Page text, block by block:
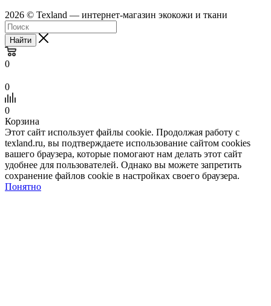
2026 © Texland — интернет-магазин экокожи и ткани
Найти
0
0
0
Корзина
Этот сайт использует файлы cookie. Продолжая работу с
texland.ru, вы подтверждаете использование сайтом cookies
вашего браузера, которые помогают нам делать этот сайт
удобнее для пользователей. Однако вы можете запретить
сохранение файлов cookie в настройках своего браузера.
Понятно